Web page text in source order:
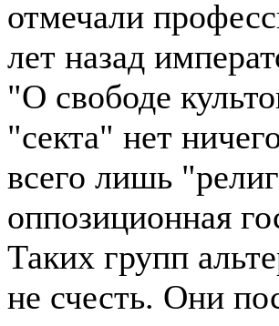
отмечали
лет назад
"О свободе
"секта" нет
всего лишь
оппозиционная
Таких групп
не счесть. Они